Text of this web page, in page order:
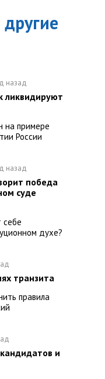
другие
назад
ликвидируют
на примере
России
назад
победа
суде
себе
духе?
транзита
правила
и